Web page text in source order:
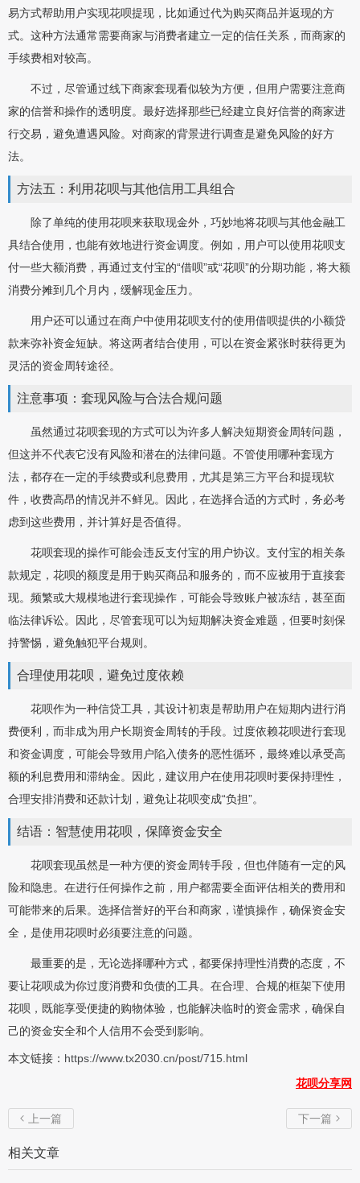
易方式帮助用户实现花呗提现，比如通过代为购买商品并返现的方
式。这种方法通常需要商家与消费者建立一定的信任关系，而商家的
手续费相对较高。
不过，尽管通过线下商家套现看似较为方便，但用户需要注意商
家的信誉和操作的透明度。最好选择那些已经建立良好信誉的商家进
行交易，避免遭遇风险。对商家的背景进行调查是避免风险的好方
法。
方法五：利用花呗与其他信用工具组合
除了单纯的使用花呗来获取现金外，巧妙地将花呗与其他金融工
具结合使用，也能有效地进行资金调度。例如，用户可以使用花呗支
付一些大额消费，再通过支付宝的“借呗”或“花呗”的分期功能，将大额
消费分摊到几个月内，缓解现金压力。
用户还可以通过在商户中使用花呗支付的使用借呗提供的小额贷
款来弥补资金短缺。将这两者结合使用，可以在资金紧张时获得更为
灵活的资金周转途径。
注意事项：套现风险与合法合规问题
虽然通过花呗套现的方式可以为许多人解决短期资金周转问题，
但这并不代表它没有风险和潜在的法律问题。不管使用哪种套现方
法，都存在一定的手续费或利息费用，尤其是第三方平台和提现软
件，收费高昂的情况并不鲜见。因此，在选择合适的方式时，务必考
虑到这些费用，并计算好是否值得。
花呗套现的操作可能会违反支付宝的用户协议。支付宝的相关条
款规定，花呗的额度是用于购买商品和服务的，而不应被用于直接套
现。频繁或大规模地进行套现操作，可能会导致账户被冻结，甚至面
临法律诉讼。因此，尽管套现可以为短期解决资金难题，但要时刻保
持警惕，避免触犯平台规则。
合理使用花呗，避免过度依赖
花呗作为一种信贷工具，其设计初衷是帮助用户在短期内进行消
费便利，而非成为用户长期资金周转的手段。过度依赖花呗进行套现
和资金调度，可能会导致用户陷入债务的恶性循环，最终难以承受高
额的利息费用和滞纳金。因此，建议用户在使用花呗时要保持理性，
合理安排消费和还款计划，避免让花呗变成“负担”。
结语：智慧使用花呗，保障资金安全
花呗套现虽然是一种方便的资金周转手段，但也伴随有一定的风
险和隐患。在进行任何操作之前，用户都需要全面评估相关的费用和
可能带来的后果。选择信誉好的平台和商家，谨慎操作，确保资金安
全，是使用花呗时必须要注意的问题。
最重要的是，无论选择哪种方式，都要保持理性消费的态度，不
要让花呗成为你过度消费和负债的工具。在合理、合规的框架下使用
花呗，既能享受便捷的购物体验，也能解决临时的资金需求，确保自
己的资金安全和个人信用不会受到影响。
本文链接： https://www.tx2030.cn/post/715.html
花呗分享网
 上一篇 下一篇 
相关文章